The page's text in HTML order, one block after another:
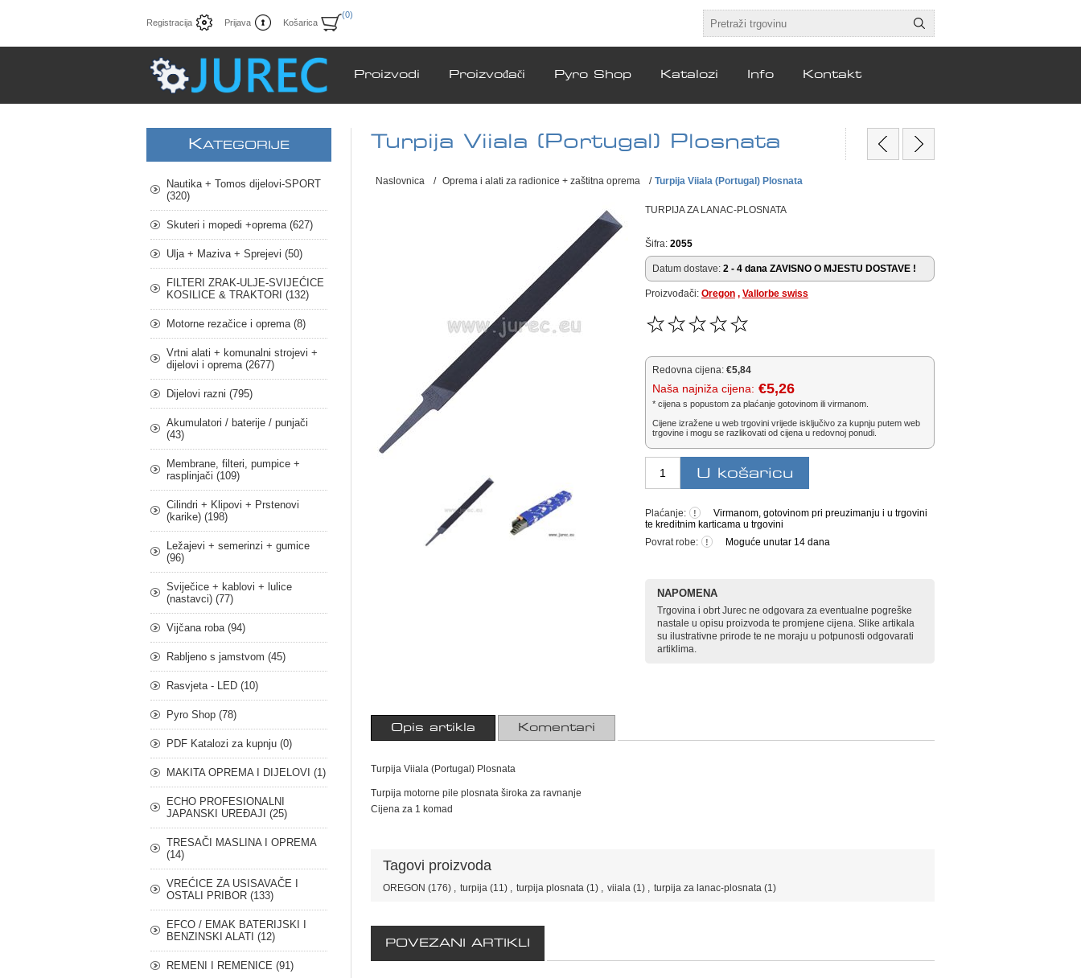
Registracija Prijava Košarica
(0)
Proizvodi Proizvođači Pyro Shop Katalozi Info Kontakt
Turpija Viiala (Portugal) Plosnata
Naslovnica / Oprema i alati za radionice + zaštitna oprema / Turpija Viiala (Portugal) Plosnata
TURPIJA ZA LANAC-PLOSNATA
Šifra: 2055
Datum dostave: 2 - 4 dana ZAVISNO O MJESTU DOSTAVE !
Proizvođači: Oregon , Vallorbe swiss
Redovna cijena: €5,84
Naša najniža cijena: €5,26
* cijena s popustom za plaćanje gotovinom ili virmanom.
Cijene izražene u web trgovini vrijede isključivo za kupnju putem web
trgovine i mogu se razlikovati od cijena u redovnoj ponudi.
Plaćanje: !
Virmanom, gotovinom pri preuzimanju i u trgovini
te kreditnim karticama u trgovini
Povrat robe:
! Moguće unutar 14 dana
NAPOMENA
Trgovina i obrt Jurec ne odgovara za eventualne pogreške
nastale u opisu proizvoda te promjene cijena. Slike artikala
su ilustrativne prirode te ne moraju u potpunosti odgovarati
artiklima.
Opis artikla Komentari
Turpija Viiala (Portugal) Plosnata
Turpija motorne pile plosnata široka za ravnanje
Cijena za 1 komad
Tagovi proizvoda
OREGON (176) , turpija (11) , turpija plosnata (1) , viiala (1) , turpija za lanac-plosnata (1)
POVEZANI ARTIKLI
KATEGORIJE
Nautika + Tomos dijelovi-SPORT
(320)
Skuteri i mopedi +oprema (627)
Ulja + Maziva + Sprejevi (50)
FILTERI ZRAK-ULJE-SVIJEĆICE
KOSILICE & TRAKTORI (132)
Motorne rezačice i oprema (8)
Vrtni alati + komunalni strojevi +
dijelovi i oprema (2677)
Dijelovi razni (795)
Akumulatori / baterije / punjači
(43)
Membrane, filteri, pumpice +
rasplinjači (109)
Cilindri + Klipovi + Prstenovi
(karike) (198)
Ležajevi + semerinzi + gumice
(96)
Sviječice + kablovi + lulice
(nastavci) (77)
Vijčana roba (94)
Rabljeno s jamstvom (45)
Rasvjeta - LED (10)
Pyro Shop (78)
PDF Katalozi za kupnju (0)
MAKITA OPREMA I DIJELOVI (1)
ECHO PROFESIONALNI
JAPANSKI UREĐAJI (25)
TRESAČI MASLINA I OPREMA
(14)
VREĆICE ZA USISAVAČE I
OSTALI PRIBOR (133)
EFCO / EMAK BATERIJSKI I
BENZINSKI ALATI (12)
REMENI I REMENICE (91)